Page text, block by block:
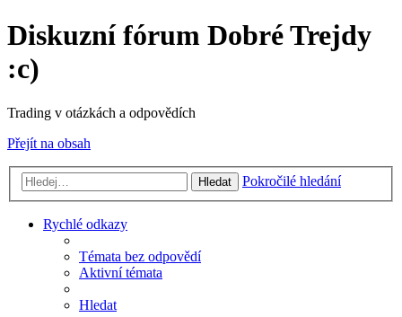
Diskuzní fórum Dobré Trejdy
:c)
Trading v otázkách a odpovědích
Přejít na obsah
Hledat Pokročilé hledání
Rychlé odkazy
Témata bez odpovědí
Aktivní témata
Hledat